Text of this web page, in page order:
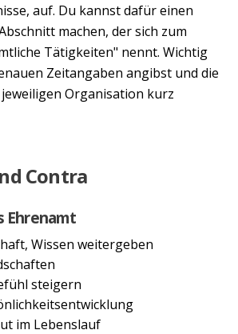
auf. Du kannst dafür einen
machen, der sich zum
Tätigkeiten" nennt. Wichtig
Zeitangaben angibst und die
Organisation kurz
Contra
Ehrenamt
Wissen weitergeben
steigern
im Lebenslauf